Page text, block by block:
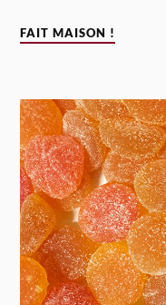
FAIT MAISON !